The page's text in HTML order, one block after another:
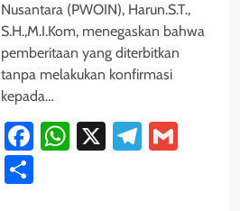
Nusantara (PWOIN), Harun.S.T.,
S.H.,M.I.Kom, menegaskan bahwa
pemberitaan yang diterbitkan
tanpa melakukan konfirmasi
kepada…
Facebook
WhatsApp
X
Share